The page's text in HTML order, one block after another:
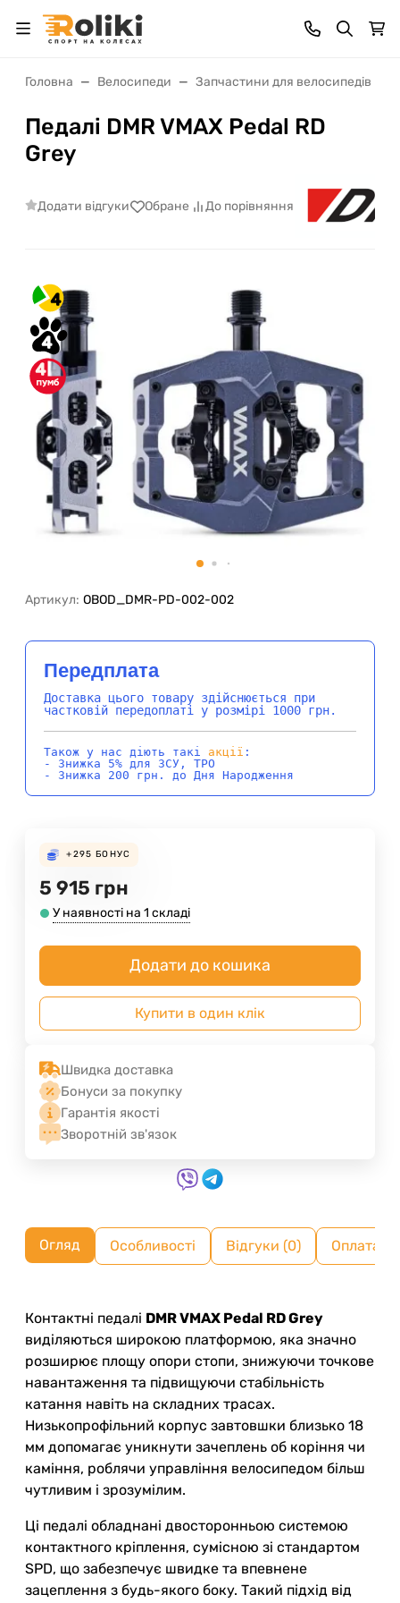
Головна Велосипеди Запчастини для велосипедів
Педалі DMR VMAX Pedal RD
Grey
Додати відгуки Обране До порівняння
4
4
4
Артикул: OBOD_DMR-PD-002-002
Передплата
Доставка цього товару здійснюється при
частковій передоплаті у розмірі 1000 грн.
Також у нас діють такі акції :
- Знижка 5% для ЗСУ, ТРО
- Знижка 200 грн. до Дня Народження
+295 БОНУС
5 915 грн
У наявності на 1 складі
Додати до кошика
Купити в один клік
Швидка доставка
Бонуси за покупку
Гарантія якості
Зворотній зв'язок
Огляд Особливості Відгуки (0) Оплата
Контактні педалі DMR VMAX Pedal RD Grey
виділяються широкою платформою, яка значно
розширює площу опори стопи, знижуючи точкове
навантаження та підвищуючи стабільність
катання навіть на складних трасах.
Низькопрофільний корпус завтовшки близько 18
мм допомагає уникнути зачеплень об коріння чи
каміння, роблячи управління велосипедом більш
чутливим і зрозумілим.
Ці педалі обладнані двосторонньою системою
контактного кріплення, сумісною зі стандартом
SPD, що забезпечує швидке та впевнене
зацеплення з будь-якого боку. Такий підхід від